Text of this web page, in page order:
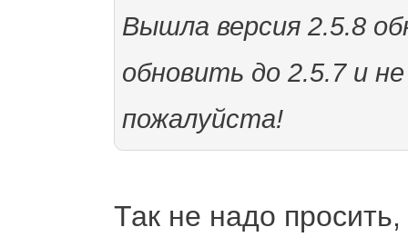
Вышла версия 2.5.8
обновить до 2.5.7 и
пожалуйста!
Так не надо